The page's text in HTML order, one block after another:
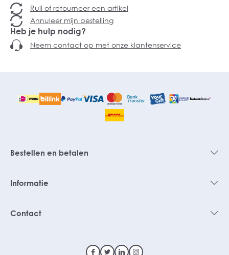
Ruil of retourneer een artikel
Annuleer mijn bestelling
Heb je hulp nodig?
Neem contact op met onze klantenservice
Bestellen en betalen
Informatie
Contact